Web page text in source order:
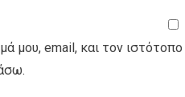
μου, email, και τον